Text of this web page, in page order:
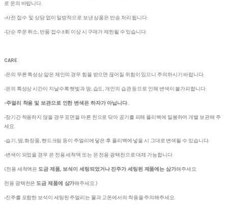
로 문의 바랍니다.
-사전 접수 및 상담 없이 일방적으로 보낸 상품은 반송 처리 됩니다.
-단순 주문 취소, 반품 접수 3회 이상 시 구매가 제한될 수 있습니다.
CARE
-은의 무른 특성상 얇은 체인의 경우 힘을 받으면 끊어질 위험이 있으니 주의하시기 바랍니다.
-은의 특성상 시간이 지날수록 햇빛과 땀, 습도, 개인의 습관 등으로 인해 변색이 불가피합니다.
-주얼리 착용 및 보관으로 인한 변색은 하자가 아닙니다.
-장기간 착용하지 않을 경우 표면을 마른 천으로 닦아 공기를 피해 폴리백에 밀봉하여 개별 보관해 주
세요.
-습기, 땀, 화장품, 핸드크림 등이 주얼리에 닿은 후 폴리백에 넣을 시 그대로 변색될 수 있습니다.
-변색이 되었을 경우 은 전용 세척액 또는 은 전용 광택천으로 대체 가능합니다.
(전용 세척액은도금 제품, 보석이 세팅되었거나 진주가 세팅된 제품에는 삼가해주세요.
전용 광택천은도금 제품에 삼가해주세요.)
-진주를 포함한 보석이 세팅된 주얼리는 물과 고온에서의 착용을 주의해주세요.